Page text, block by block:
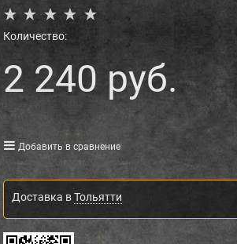
Количество:
2 240 руб.
Добавить в сравнение
Доставка вТольятти